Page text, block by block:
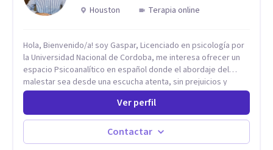
Houston
Terapia online
Hola, Bienvenido/a! soy Gaspar, Licenciado en psicología por
la Universidad Nacional de Cordoba, me interesa ofrecer un
espacio Psicoanalítico en español donde el abordaje del
malestar sea desde una escucha atenta, sin prejuicios y
rescatando lo singular de cada caso, sin caer en etiquetas.
Considero que todas las personas en algún momento pueden
sufrir y cada una por cuestiones particulares, es en mi
espacio donde se le dará un lugar a esas cuestiones
singulares de cada uno, para luego generar cambios. Soy una
Ver perfil
Contactar